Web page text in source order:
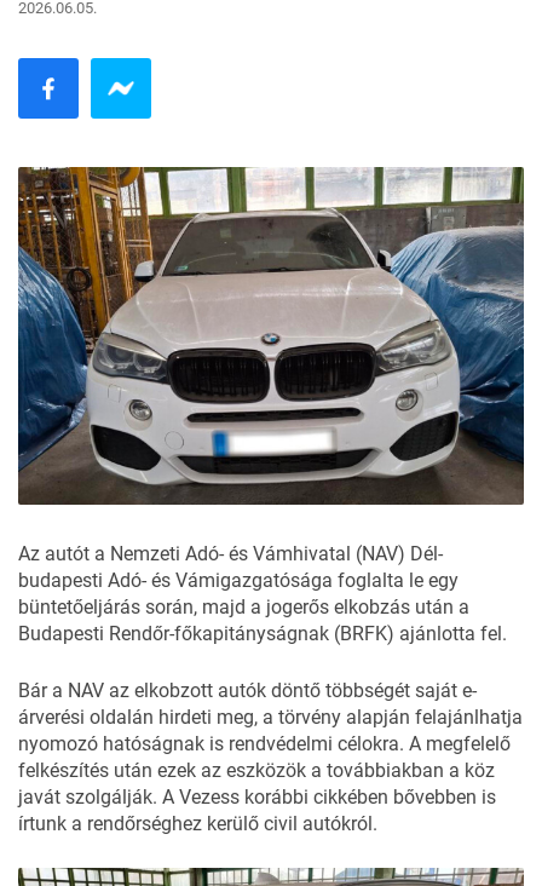
2026.06.05.
Az autót a Nemzeti Adó- és Vámhivatal (NAV) Dél-
budapesti Adó- és Vámigazgatósága foglalta le egy
büntetőeljárás során, majd a jogerős elkobzás után a
Budapesti Rendőr-főkapitányságnak (BRFK) ajánlotta fel.
Bár a NAV az elkobzott autók döntő többségét saját e-
árverési oldalán hirdeti meg, a törvény alapján felajánlhatja
nyomozó hatóságnak is rendvédelmi célokra. A megfelelő
felkészítés után ezek az eszközök a továbbiakban a köz
javát szolgálják. A Vezess korábbi cikkében bővebben is
írtunk a rendőrséghez kerülő civil autókról.